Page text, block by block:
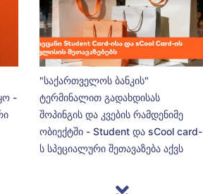
-
"საქართველოს ბანკის"
ტერმინალით გადახდისას
შოპინგის და კვების რამდენიმე
ობიექტში - Student და sCool card-
ს სპეციალური შეთავაზება აქვს